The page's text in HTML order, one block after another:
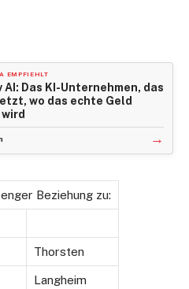
EMPFIEHLT
AI: Das KI-Unternehmen, das
wo das echte Geld
→
Beziehung zu:
Thorsten
Langheim